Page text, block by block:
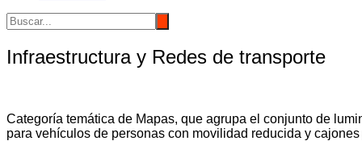
Infraestructura y Redes de transporte
Categoría temática de Mapas, que agrupa el conjunto de
para vehículos de personas con movilidad reducida y